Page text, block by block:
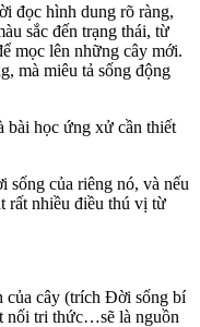
đọc hình dung rõ ràng,
sắc đến trạng thái, từ
mọc lên những cây mới.
mà miêu tả sống động
bài học ứng xử cần thiết
sống của riêng nó, và nếu
rất nhiều điều thú vị từ
của cây (trích Đời sống bí
nối tri thức…sẽ là nguồn